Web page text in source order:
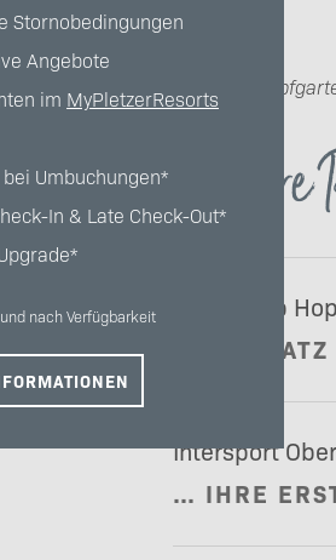
Stornobedingungen
Angebote
im MyPletzerResorts
Umbuchungen*
In & Late Check-Out*
nach Verfügbarkeit
Das
Tennisclub
SPIEL,
Intersport
… IHRE